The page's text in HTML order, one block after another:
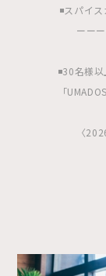
◾️スパイ
ーー
◾️30名様
「
〈